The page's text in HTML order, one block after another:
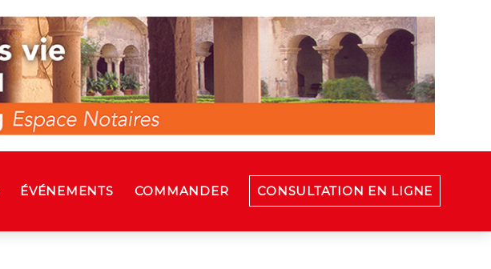
ÉVÉNEMENTS COMMANDER CONSULTATION EN LIGNE